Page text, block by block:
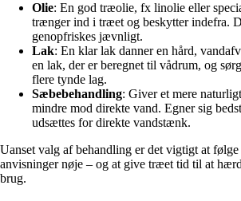
Olie: En god træolie, fx linolie eller
trænger ind i træet og beskytter indefra.
genopfriskes jævnligt.
Lak: En klar lak danner en hård,
en lak, der er beregnet til vådrum, og
flere tynde lag.
Sæbebehandling: Giver et mere
mindre mod direkte vand. Egner sig
udsættes for direkte vandstænk.
Uanset valg af behandling er det vigtigt at følge
anvisninger nøje – og at give træet tid til at
brug.